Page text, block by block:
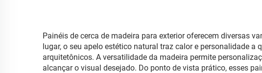
Painéis de cerca de madeira para exterior oferecem diversas
lugar, o seu apelo estético natural traz calor e personalidade
arquitetônicos. A versatilidade da madeira permite
alcançar o visual desejado. Do ponto de vista prático, esses